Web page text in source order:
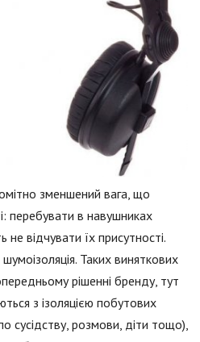
зменшений вага, що
перебувати в навушниках
не відчувати їх присутності.
Таких виняткових
рішенні бренду, тут
з ізоляцією побутових
сусідству, розмови, діти тощо),